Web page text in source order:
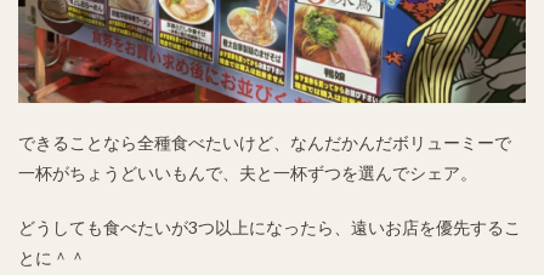
できることなら全種食べたいけど、なんだかんだボリューミーで
一杯がちょうどいいもんで、夫と一杯ずつを選んでシェア。
どうしても食べたいが3つ以上になったら、遠いお店を優先するこ
とに＾＾